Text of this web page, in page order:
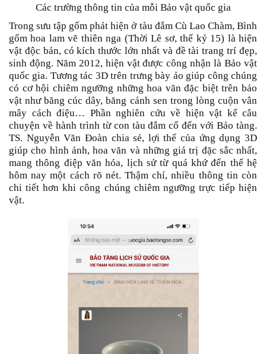
Các trường thông tin của mỗi Bảo vật quốc gia
Trong sưu tập gốm phát hiện ở tàu đắm Cù Lao Chàm, Bình
gốm hoa lam vẽ thiên nga (Thời Lê sơ, thế kỷ 15) là hiện
vật độc bản, có kích thước lớn nhất và đề tài trang trí đẹp,
sinh động. Năm 2012, hiện vật được công nhận là Bảo vật
quốc gia. Tương tác 3D trên trưng bày ảo giúp công chúng
có cơ hội chiêm ngưỡng những hoa văn đặc biệt trên bảo
vật như băng cúc dây, băng cánh sen trong lòng cuộn vân
mây cách điệu… Phần nghiên cứu về hiện vật kể câu
chuyện về hành trình từ con tàu đắm cổ đến với Bảo tàng.
TS. Nguyễn Văn Đoàn chia sẻ, lợi thế của ứng dụng 3D
giúp cho hình ảnh, hoa văn và những giá trị đặc sắc nhất,
mang thông điệp văn hóa, lịch sử từ quá khứ đến thế hệ
hôm nay một cách rõ nét. Thậm chí, nhiều thông tin còn
chi tiết hơn khi công chúng chiêm ngưỡng trực tiếp hiện
vật.